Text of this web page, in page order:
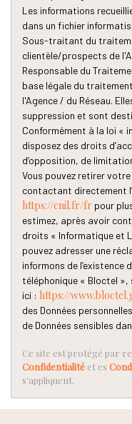
Propriétaires (vs.
Taxe habitation
Taxe foncière
Habitants de moins
Habitants de 25 à 55
Habitants de plus de
Nombre d'enfants
Familles sans enfant
Familles avec 1 ou 2
Maisons
Appartements
Familles avec 3
Les informations
dans un fichier
Sous-traitant du
clientèle/prospects de
Responsable du
base légale du
l'Agence / du Réseau.
suppression et sont
Conformément à la loi «
disposez des droits
d’opposition, de
Vous pouvez retirer
contactant directement
https://cnil.fr/fr pour
estimez, après avoir
droits « Informatique et
pouvez adresser une
informons de
téléphonique « Bloctel »,
ici : https://
des Données
de Données sensibles
Ce site est protégé par
Confidentialité et es
s'appliquent.